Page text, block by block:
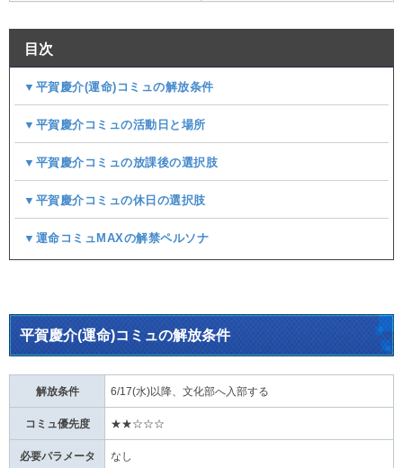
目次
▼平賀慶介(運命)コミュの解放条件
▼平賀慶介コミュの活動日と場所
▼平賀慶介コミュの放課後の選択肢
▼平賀慶介コミュの休日の選択肢
▼運命コミュMAXの解禁ペルソナ
平賀慶介(運命)コミュの解放条件
解放条件 6/17(水)以降、文化部へ入部する
コミュ優先度 ★★☆☆☆
必要パラメータ なし